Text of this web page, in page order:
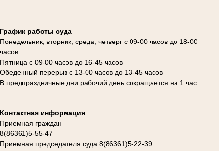
График работы суда
Понедельник, вторник, среда, четверг с 09-00 часов до 18-00
часов
Пятница с 09-00 часов до 16-45 часов
Обеденный перерыв с 13-00 часов до 13-45 часов
В предпраздничные дни рабочий день сокращается на 1 час
Контактная информация
Приемная граждан
8(86361)5-55-47
Приемная председателя суда 8(86361)5-22-39